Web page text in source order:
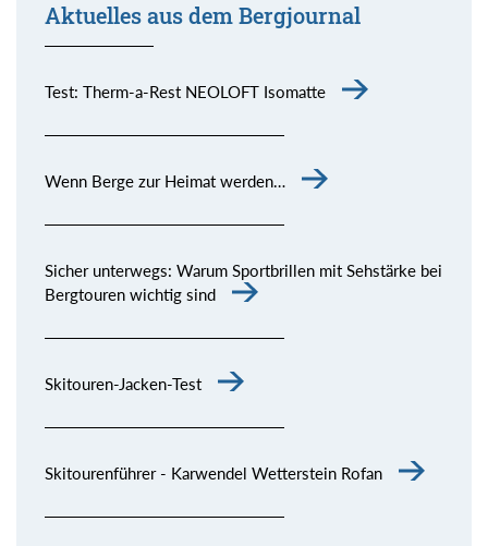
Aktuelles aus dem Bergjournal
Test: Therm-a-Rest NEOLOFT Isomatte
Wenn Berge zur Heimat werden…
Sicher unterwegs: Warum Sportbrillen mit Sehstärke bei
Bergtouren wichtig sind
Skitouren-Jacken-Test
Skitourenführer - Karwendel Wetterstein Rofan